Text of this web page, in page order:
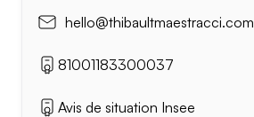
hello@thibaultmaestracci.com
81001183300037
Avis de situation Insee